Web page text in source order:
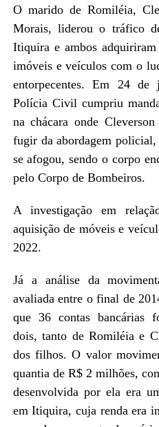
O marido de Romiléia,
Morais, liderou o tráfico
Itiquira e ambos
imóveis e veículos com o
entorpecentes. Em 24
Polícia Civil cumpriu
na chácara onde
fugir da abordagem
se afogou, sendo o corpo
pelo Corpo de Bombeiros.
A investigação em
aquisição de móveis e
2022.
Já a análise da
avaliada entre o final de
que 36 contas bancárias
dois, tanto de Romiléia e
dos filhos. O valor
quantia de R$ 2 milhões,
desenvolvida por ela era
em Itiquira, cuja renda era